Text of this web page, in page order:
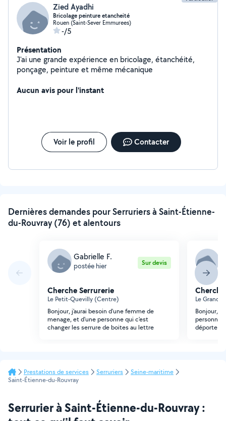
Zied Ayadhi
Bricolage peinture etancheité
Rouen (Saint-Sever Emmurees)
-/5
Présentation
J'ai une grande expérience en bricolage, étanchéité,
ponçage, peinture et même mécanique
Aucun avis pour l'instant
Voir le profil Contacter
Dernières demandes pour Serruriers à Saint-Étienne-
du-Rouvray (76) et alentours
Gabrielle F.
postée hier Sur devis
Cherche Serrurerie
Le Petit-Quevilly (Centre)
Bonjour, j'aurai besoin d'une femme de
menage, et d'une personne qui c'est
changer les serrure de boites au lettre
Le Grand-
Bonjour,
personne
déporte
Prestations de services Serruriers
Seine-maritime
Saint-Étienne-du-Rouvray
Serrurier à Saint-Étienne-du-Rouvray :